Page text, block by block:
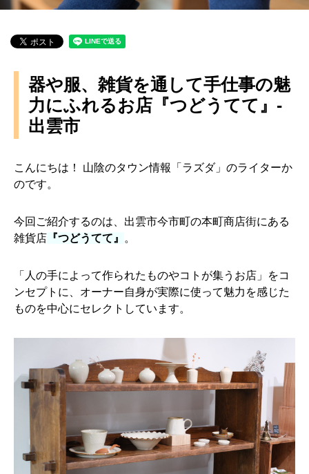
器や服、雑貨を通して手仕事の魅
力にふれるお店『つどうてて』-
出雲市
こんにちは！ 山陰のタウン情報「ラズダ」のライターか
のです。
今回ご紹介するのは、出雲市今市町の本町商店街にある
雑貨店 『つどうてて』 。
「人の手によって作られたものやコトが集うお店」をコ
ンセプトに、オーナー自身が実際に使って魅力を感じた
ものを中心にセレクトしています。